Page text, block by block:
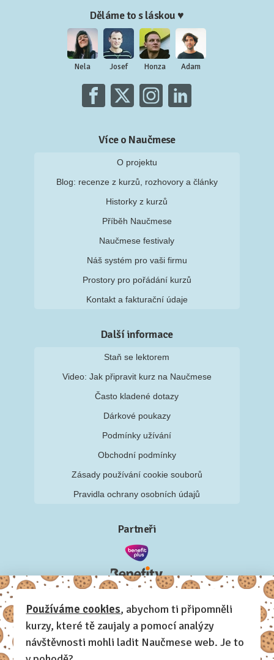
Děláme to s láskou ♥
Nela Josef Honza Adam
Více o Naučmese
O projektu
Blog: recenze z kurzů, rozhovory a články
Historky z kurzů
Příběh Naučmese
Naučmese festivaly
Náš systém pro vaši firmu
Prostory pro pořádání kurzů
Kontakt a fakturační údaje
Další informace
Staň se lektorem
Video: Jak připravit kurz na Naučmese
Často kladené dotazy
Dárkové poukazy
Podmínky užívání
Obchodní podmínky
Zásady používání cookie souborů
Pravidla ochrany osobních údajů
Partneři
Používáme cookies, abychom ti připomněli
kurzy, které tě zaujaly a pomocí analýzy
návštěvnosti mohli ladit Naučmese web. Je to